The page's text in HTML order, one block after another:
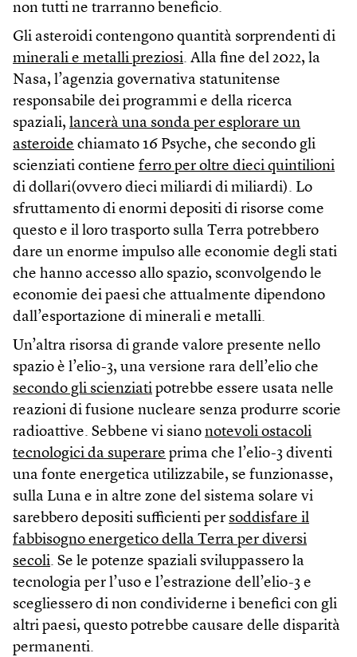
non tutti ne trarranno beneficio.
Gli asteroidi contengono quantità sorprendenti di
minerali e metalli preziosi. Alla fine del 2022, la
Nasa, l’agenzia governativa statunitense
responsabile dei programmi e della ricerca
spaziali, lancerà una sonda per esplorare un
asteroide chiamato 16 Psyche, che secondo gli
scienziati contiene ferro per oltre dieci quintilioni
di dollari(ovvero dieci miliardi di miliardi). Lo
sfruttamento di enormi depositi di risorse come
questo e il loro trasporto sulla Terra potrebbero
dare un enorme impulso alle economie degli stati
che hanno accesso allo spazio, sconvolgendo le
economie dei paesi che attualmente dipendono
dall’esportazione di minerali e metalli.
Un’altra risorsa di grande valore presente nello
spazio è l’elio-3, una versione rara dell’elio che
secondo gli scienziati potrebbe essere usata nelle
reazioni di fusione nucleare senza produrre scorie
radioattive. Sebbene vi siano notevoli ostacoli
tecnologici da superare prima che l’elio-3 diventi
una fonte energetica utilizzabile, se funzionasse,
sulla Luna e in altre zone del sistema solare vi
sarebbero depositi sufficienti per soddisfare il
fabbisogno energetico della Terra per diversi
secoli. Se le potenze spaziali sviluppassero la
tecnologia per l’uso e l’estrazione dell’elio-3 e
scegliessero di non condividerne i benefici con gli
altri paesi, questo potrebbe causare delle disparità
permanenti.